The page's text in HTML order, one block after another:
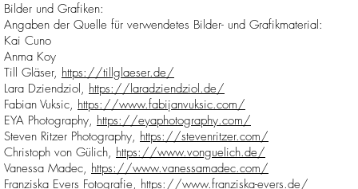
Bilder und Grafiken:
Angaben der Quelle für verwendetes Bilder- und Grafikmaterial:
Kai Cuno
Anma Koy
Till Gläser, https://tillglaeser.de/
Lara Dziendziol, https://laradziendziol.de/
Fabian Vuksic, https://www.fabijanvuksic.com/
EYA Photography, https://eyaphotography.com/
Steven Ritzer Photography, https://stevenritzer.com/
Christoph von Gülich, https://www.vonguelich.de/
Vanessa Madec, https://www.vanessamadec.com/
Franziska Evers Fotografie, https://www.franziska-evers.de/